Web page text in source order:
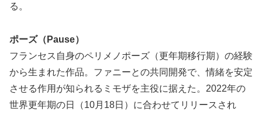
る。
ポーズ（Pause）
フランセス自身のペリメノポーズ（更年期移行期）の経験
から生まれた作品。ファニーとの共同開発で、情緒を安定
させる作用が知られるミモザを主役に据えた。2022年の
世界更年期の日（10月18日）に合わせてリリースされ